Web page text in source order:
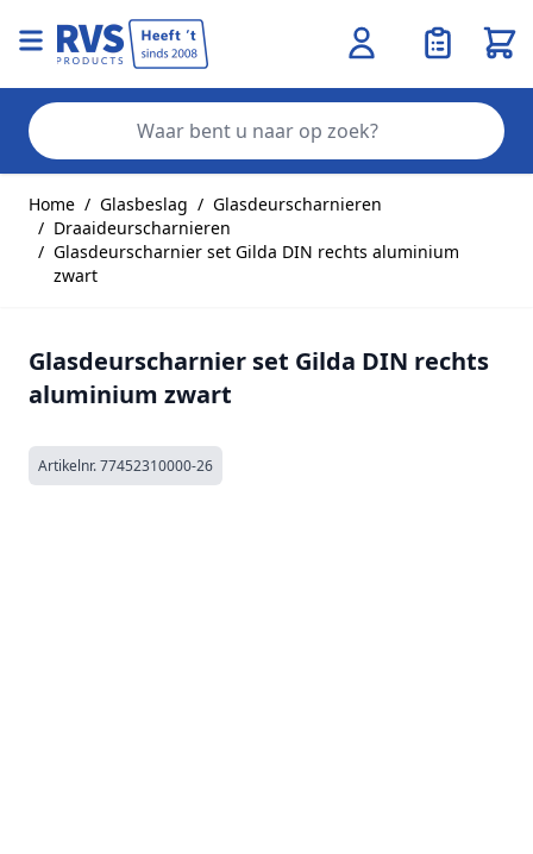
Home / Glasbeslag / Glasdeurscharnieren
/ Draaideurscharnieren
/ Glasdeurscharnier set Gilda DIN rechts aluminium
zwart
Glasdeurscharnier set Gilda DIN rechts
aluminium zwart
Artikelnr.77452310000-26